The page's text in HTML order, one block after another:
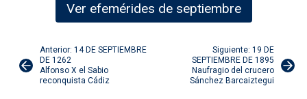
Ver efemérides de septiembre
Navegación
de
Anterior: 14 DE SEPTIEMBRE
DE 1262
Alfonso X el Sabio
reconquista Cádiz
Siguiente: 19 DE
SEPTIEMBRE DE 1895
Naufragio del crucero
Sánchez Barcaiztegui